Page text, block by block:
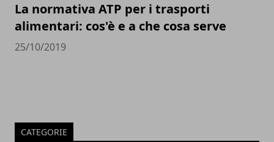
La normativa ATP per i trasporti
alimentari: cos'è e a che cosa serve
25/10/2019
CATEGORIE